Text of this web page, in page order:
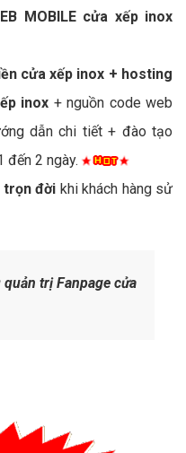
MOBILE cửa xếp inox
cửa xếp inox + hosting
inox + nguồn code web
dẫn chi tiết + đào tạo
đến 2 ngày.
đời khi khách hàng sử
quản trị Fanpage cửa